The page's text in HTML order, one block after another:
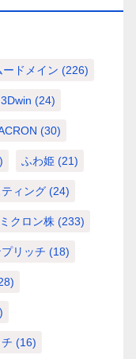
ードメイン (226)
3Dwin (24)
(30)
ふわ姫 (21)
ィング (24)
クロン株 (233)
リッチ (18)
(16)